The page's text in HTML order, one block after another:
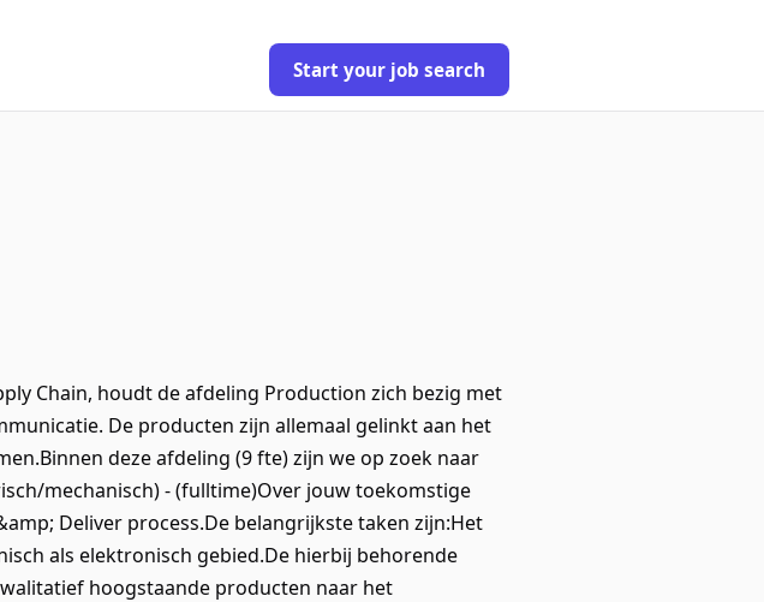
Start your job search
Chain, houdt de afdeling Production zich bezig met
De producten zijn allemaal gelinkt aan het
deze afdeling (9 fte) zijn we op zoek naar
mechanisch) - (fulltime)Over jouw toekomstige
Deliver process.De belangrijkste taken zijn:Het
als elektronisch gebied.De hierbij behorende
hoogstaande producten naar het